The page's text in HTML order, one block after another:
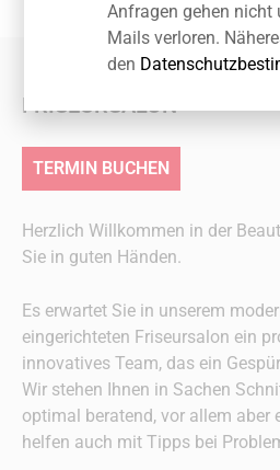
FRISEURSALON
TERMIN BUCHEN
Herzlich Willkommen in der
Sie in guten Händen.
Es erwartet Sie in unserem
eingerichteten Friseursalon ein
innovatives Team, das ein
Wir stehen Ihnen in Sachen
optimal beratend, vor allem aber
helfen auch mit Tipps bei
Anfragen gehen nicht
Mails verloren.
den